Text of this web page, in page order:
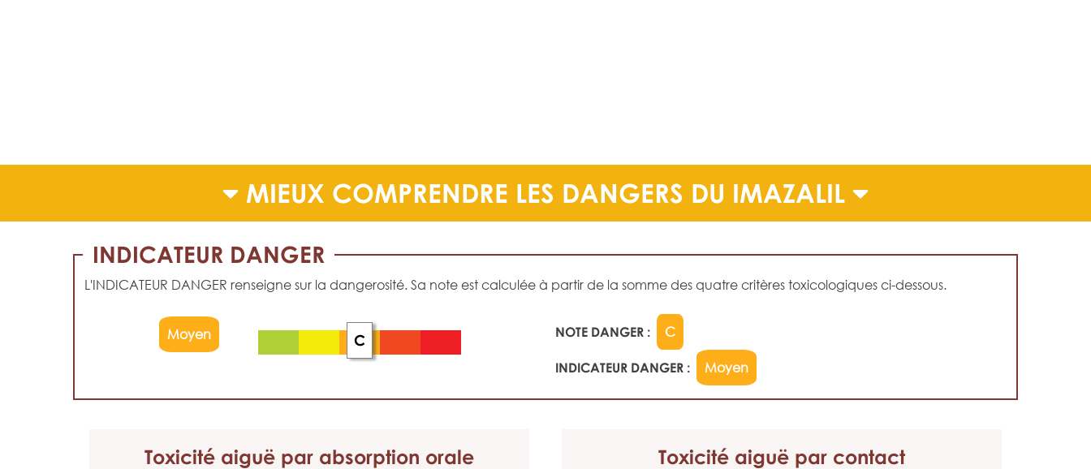
MIEUX COMPRENDRE LES DANGERS DU IMAZALIL
INDICATEUR DANGER
L'INDICATEUR DANGER renseigne sur la dangerosité. Sa note est calculée à partir de la somme des quatre critères toxicologiques ci-dessous.
Moyen C NOTE DANGER : C
INDICATEUR DANGER : Moyen
Toxicité aiguë par absorption orale Toxicité aiguë par contact